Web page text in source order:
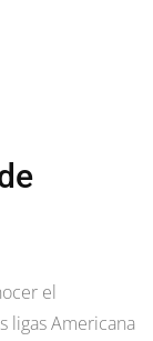
el
ligas Americana